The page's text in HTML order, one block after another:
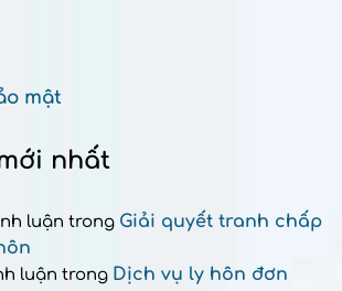
mật
nhất
luận trong Giải quyết tranh chấp
luận trong Dịch vụ ly hôn đơn